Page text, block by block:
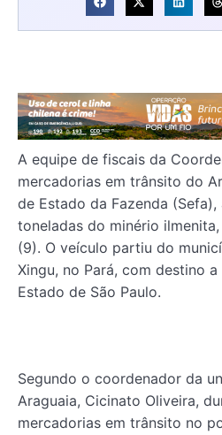
A equipe de fiscais da
mercadorias em trânsito do
de Estado da Fazenda (Sefa),
toneladas do minério
(9). O veículo partiu do
Xingu, no Pará, com destino
Estado de São Paulo.
Segundo o coordenador da
Araguaia, Cicinato Oliveira,
mercadorias em trânsito no